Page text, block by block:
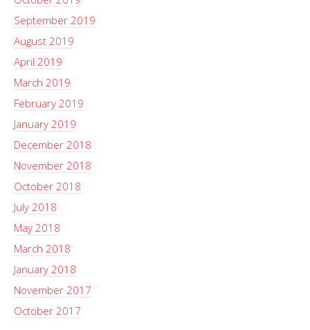
September 2019
August 2019
April 2019
March 2019
February 2019
January 2019
December 2018
November 2018
October 2018
July 2018
May 2018
March 2018
January 2018
November 2017
October 2017